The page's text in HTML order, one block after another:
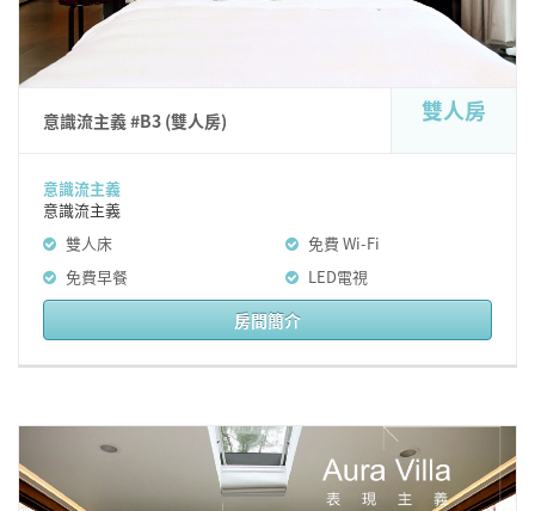
意識流主義 #B3 (雙人房) 雙人房
意識流主義
意識流主義
雙人床
免費 Wi-Fi
免費早餐
LED電視
房間簡介